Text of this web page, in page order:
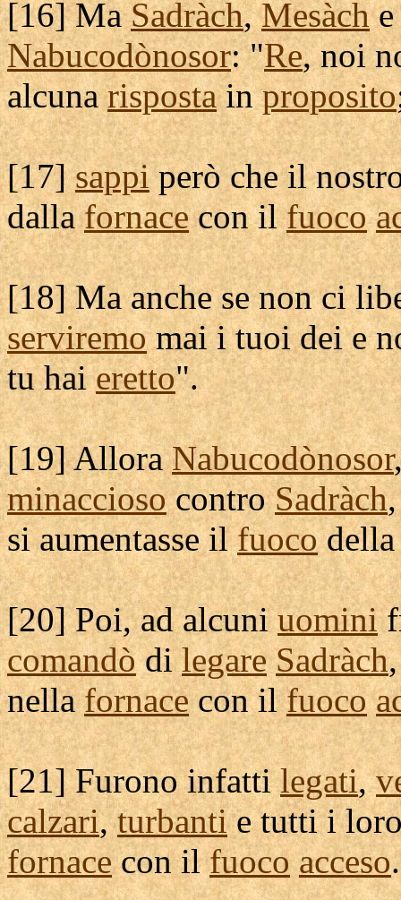
[16] MaSadràch,Mesàche
Nabucodònosor: "Re, noi
alcunarispostainproposito
[17]sappiperò che il
dallafornacecon ilfuoco
[18] Ma anche se non ci
serviremomai i tuoi dei e
tu haieretto".
[19] AlloraNabucodònosor
minacciosocontroSadràch
siaumentasseilfuoco
[20] Poi, ad alcuniuomini
comandòdilegare Sadràch
nellafornacecon ilfuoco
[21] Furono infattilegati,
calzari,turbantie tutti i
fornacecon ilfuoco acceso.